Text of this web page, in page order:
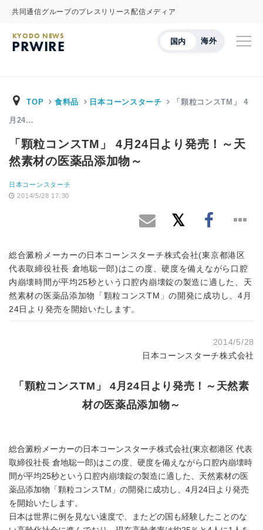
共同通信グループのプレスリリース配信メディア
国内 海外
KYODO NEWS
PRWIRE
TOP 食料品 日本コーンスターチ 「顆粒コンスTM」 4
月24…
「顆粒コンスTM」 4月24日より発売！～天
然素材の医薬品添加物～
日本コーンスターチ
2014/5/28 17:30
総合澱粉メーカーの日本コーンスターチ株式会社(東京都港区
代表取締役社長 倉地聡一郎)はこの度、硬度を備えながら口腔
内崩壊時間が平均25秒という口腔内崩壊錠の製造に適した、天
然素材の医薬品添加物「顆粒コンスTM」の開発に成功し、4月
24日より発売を開始いたします。
2014/5/28
日本コーンスターチ株式会社
「顆粒コンスTM」 4月24日より発売！～天然素
材の医薬品添加物～
総合澱粉メーカーの日本コーンスターチ株式会社(東京都港区 代表
取締役社長 倉地聡一郎)はこの度、硬度を備えながら口腔内崩壊時
間が平均25秒という口腔内崩壊錠の製造に適した、天然素材の医
薬品添加物「顆粒コンスTM」の開発に成功し、4月24日より発売
を開始いたします。
日本は世界に例を見ない速度で、またどの国も経験したことのな